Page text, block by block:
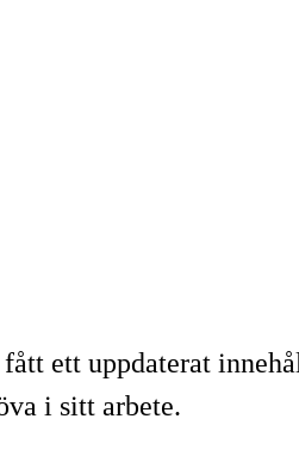
ett uppdaterat
i sitt arbete.